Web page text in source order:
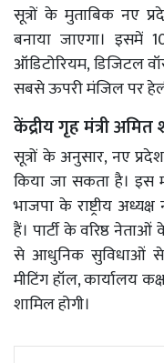
सूत्रों के मुताबिक नए
बनाया जाएगा। इसमें
ऑडिटोरियम, डिजिटल
सबसे ऊपरी मंजिल पर
केंद्रीय गृह मंत्री
सूत्रों के अनुसार, नए
किया जा सकता है। इस
भाजपा के राष्ट्रीय
हैं। पार्टी के वरिष्ठ
से आधुनिक सुविधाओं से
मीटिंग हॉल, कार्यालय
शामिल होगी।